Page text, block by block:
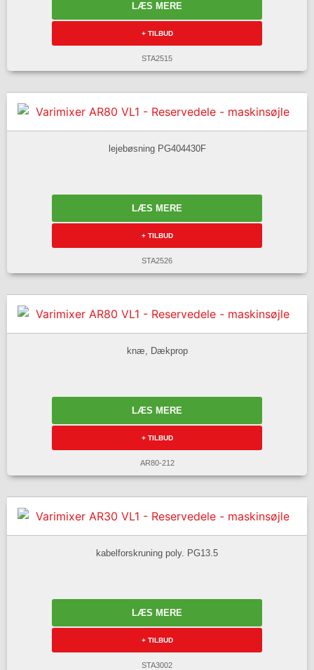
LÆS MERE
+ TILBUD
STA2515
lejebøsning PG404430F
LÆS MERE
+ TILBUD
STA2526
knæ, Dækprop
LÆS MERE
+ TILBUD
AR80-212
kabelforskruning poly. PG13.5
LÆS MERE
+ TILBUD
STA3002